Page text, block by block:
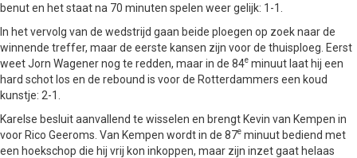
benut en het staat na 70 minuten spelen weer gelijk: 1-1.
In het vervolg van de wedstrijd gaan beide ploegen op zoek naar de
winnende treffer, maar de eerste kansen zijn voor de thuisploeg. Eerst
weet Jorn Wagener nog te redden, maar in de 84e minuut laat hij een
hard schot los en de rebound is voor de Rotterdammers een koud
kunstje: 2-1.
Karelse besluit aanvallend te wisselen en brengt Kevin van Kempen in
voor Rico Geeroms. Van Kempen wordt in de 87e minuut bediend met
een hoekschop die hij vrij kon inkoppen, maar zijn inzet gaat helaas